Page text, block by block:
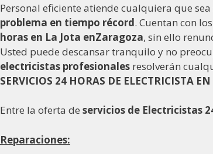
Personal eficiente atiende cualquiera que
problema en tiempo récord. Cuentan con los
horas en La Jota enZaragoza, sin ello
Usted puede descansar tranquilo y no
electricistas profesionales resolverán
SERVICIOS 24 HORAS DE ELECTRICISTA
Entre la oferta de servicios de Electricistas
Reparaciones: